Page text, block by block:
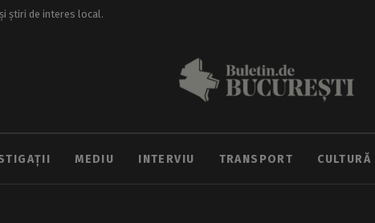
știri de interes local.
MEDIU INTERVIU TRANSPORT CULTURĂ